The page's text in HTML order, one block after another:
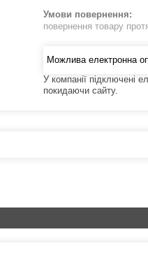
повернення товару
У компанії підключені
покидаючи сайту.